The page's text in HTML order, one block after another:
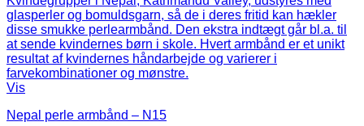
Vis
Nepal perle armbånd – N15